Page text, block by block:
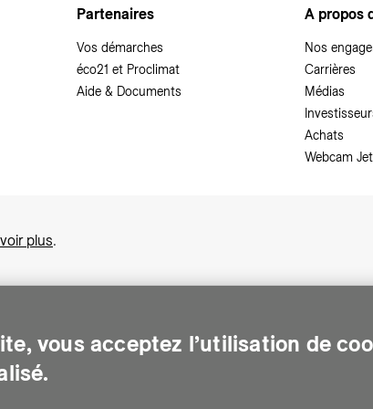
vous acceptez l’utilisation de
Partenaires
Vos démarches
éco21 et Proclimat
Aide & Documents
A propos
Nos
Carrières
Médias
Achats
Webcam
plus.
sur le canton de Genève. Chaque jour, elle leur assure des
Genève. Elle traite les eaux usées, valorise les déchets et